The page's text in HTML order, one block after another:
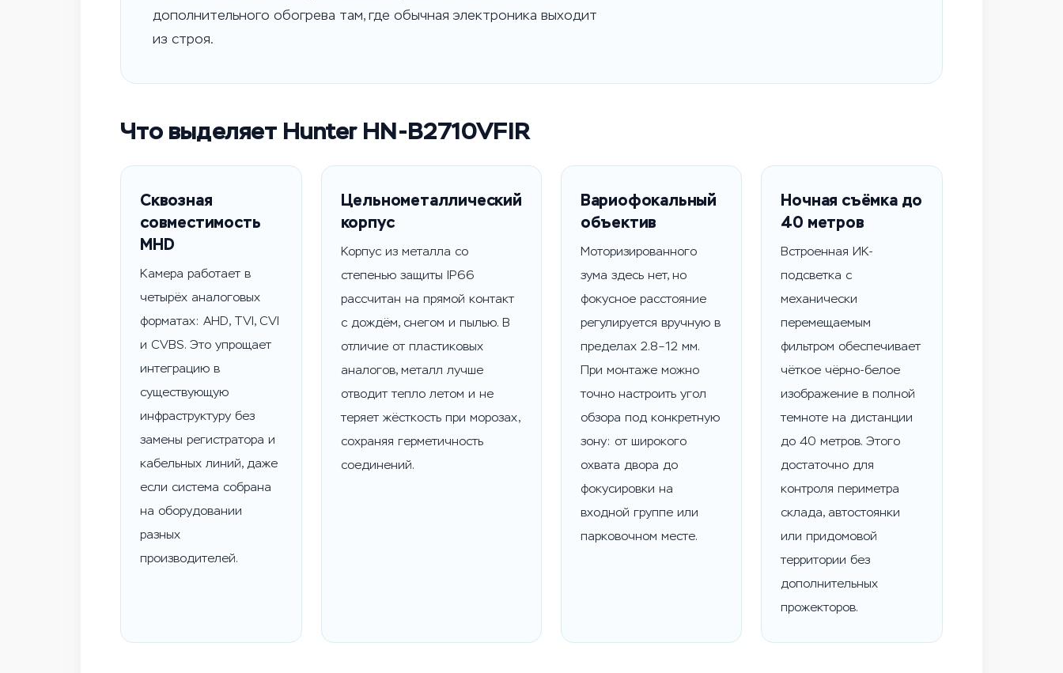
дополнительного обогрева там, где обычная электроника выходит
из строя.
Что выделяет Hunter HN-B2710VFIR
Сквозная
совместимость
MHD
Камера работает в
четырёх аналоговых
форматах: AHD, TVI, CVI
и CVBS. Это упрощает
интеграцию в
существующую
инфраструктуру без
замены регистратора и
кабельных линий, даже
если система собрана
на оборудовании
разных
производителей.
Цельнометаллический
корпус
Корпус из металла со
степенью защиты IP66
рассчитан на прямой контакт
с дождём, снегом и пылью. В
отличие от пластиковых
аналогов, металл лучше
отводит тепло летом и не
теряет жёсткость при морозах,
сохраняя герметичность
соединений.
Вариофокальный
объектив
Моторизированного
зума здесь нет, но
фокусное расстояние
регулируется вручную в
пределах 2.8–12 мм.
При монтаже можно
точно настроить угол
обзора под конкретную
зону: от широкого
охвата двора до
фокусировки на
входной группе или
парковочном месте.
Ночная съёмка до
40 метров
Встроенная ИК-
подсветка с
механически
перемещаемым
фильтром обеспечивает
чёткое чёрно-белое
изображение в полной
темноте на дистанции
до 40 метров. Этого
достаточно для
контроля периметра
склада, автостоянки
или придомовой
территории без
дополнительных
прожекторов.